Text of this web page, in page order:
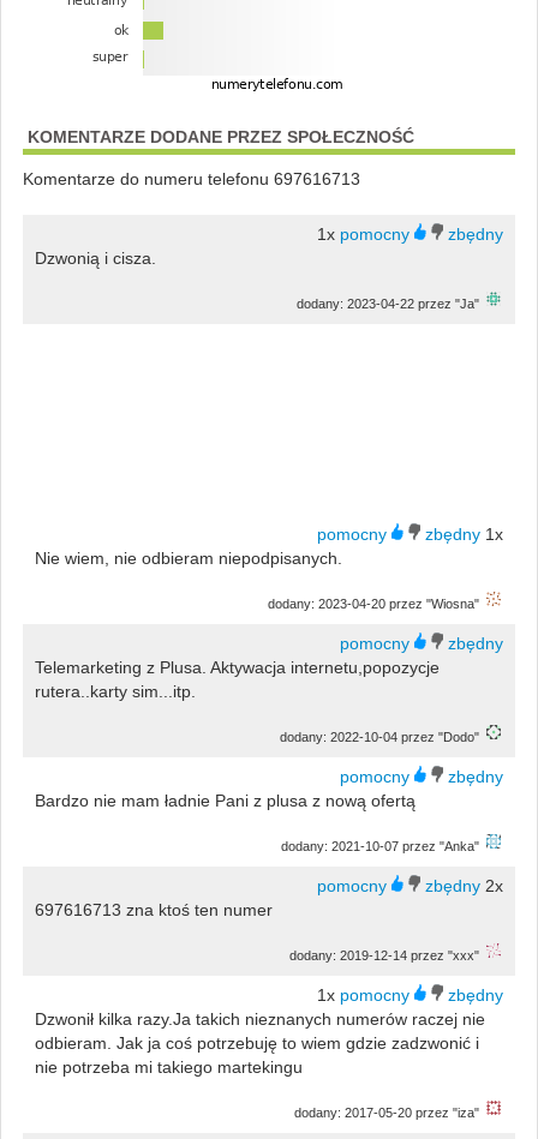
KOMENTARZE DODANE PRZEZ SPOŁECZNOŚĆ
Komentarze do numeru telefonu 697616713
1x
Dzwonią i cisza.
dodany: 2023-04-22 przez "Ja"
1x
Nie wiem, nie odbieram niepodpisanych.
dodany: 2023-04-20 przez "Wiosna"
Telemarketing z Plusa. Aktywacja internetu,popozycje
rutera..karty sim...itp.
dodany: 2022-10-04 przez "Dodo"
Bardzo nie mam ładnie Pani z plusa z nową ofertą
dodany: 2021-10-07 przez "Anka"
2x
697616713 zna ktoś ten numer
dodany: 2019-12-14 przez "xxx"
1x
Dzwonił kilka razy.Ja takich nieznanych numerów raczej nie
odbieram. Jak ja coś potrzebuję to wiem gdzie zadzwonić i
nie potrzeba mi takiego martekingu
dodany: 2017-05-20 przez "iza"